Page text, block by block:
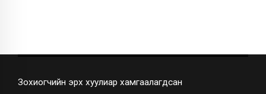
Зохиогчийн эрх хуулиар хамгаалагдсан